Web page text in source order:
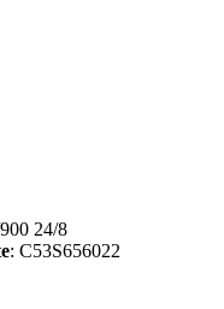
24/8
: C53S656022